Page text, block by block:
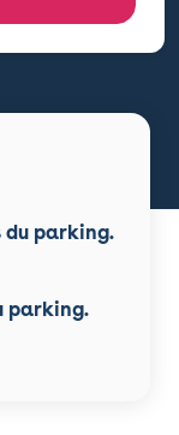
du parking.
parking.